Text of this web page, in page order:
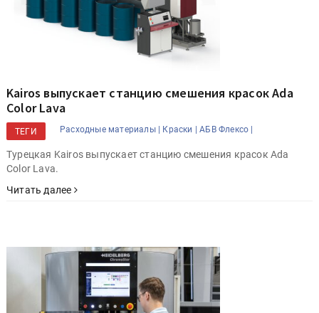
Kairos выпускает станцию смешения красок Ada
Color Lava
ТЕГИ Расходные материалы | Краски | АБВ Флексо |
Турецкая Kairos выпускает станцию смешения красок Ada
Color Lava.
Читать далее